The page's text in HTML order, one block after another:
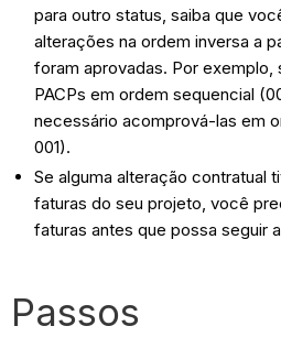
para outro status, saiba que
alterações na ordem inversa a
foram aprovadas. Por
PACPs em ordem sequencial
necessário acomprová-las em
001).
Se alguma alteração contratual
faturas do seu projeto, você
faturas antes que possa seguir
Passos